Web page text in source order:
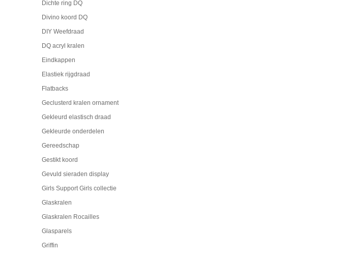
Dichte ring DQ
Divino koord DQ
DIY Weefdraad
DQ acryl kralen
Eindkappen
Elastiek rijgdraad
Flatbacks
Geclusterd kralen ornament
Gekleurd elastisch draad
Gekleurde onderdelen
Gereedschap
Gestikt koord
Gevuld sieraden display
Girls Support Girls collectie
Glaskralen
Glaskralen Rocailles
Glasparels
Griffin